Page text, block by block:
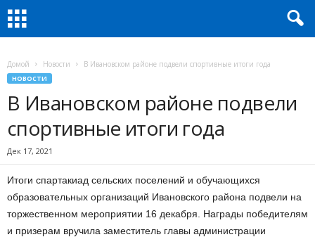
Домой Новости В Ивановском районе подвели спортивные итоги года
НОВОСТИ
В Ивановском районе подвели
спортивные итоги года
Дек 17, 2021
Итоги спартакиад сельских поселений и обучающихся
образовательных организаций Ивановского района подвели на
торжественном мероприятии 16 декабря. Награды победителям
и призерам вручила заместитель главы администрации